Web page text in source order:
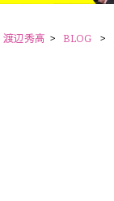
渡辺秀高 > BLOG >